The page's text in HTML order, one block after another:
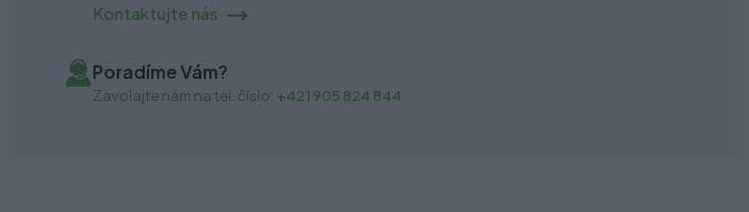
Kontaktujte nás
Poradíme Vám?
Zavolajte nám na tel. číslo: +421 905 824 844